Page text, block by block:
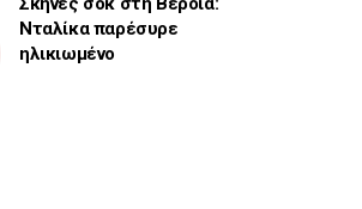
Νταλίκα παρέσυρε
ηλικιωμένο